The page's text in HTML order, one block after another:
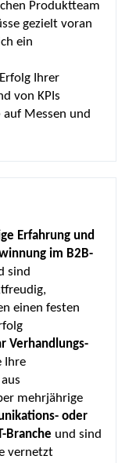
Produktteam
gezielt voran
ein
Ihrer
von KPIs
auf Messen und
Erfahrung und
im B2B-
sind
einen festen
Verhandlungs-
Ihre
mehrjährige
oder
Branche und sind
vernetzt